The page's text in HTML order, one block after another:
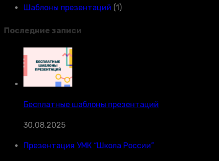
Шаблоны презентаций (1)
Последние записи
Бесплатные шаблоны презентаций
30.08.2025
Презентация УМК “Школа России”